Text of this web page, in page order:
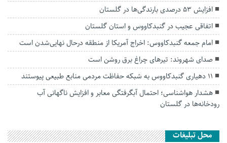
افزایش ۵۳ درصدی بارندگی‌ها در گلستان
اتفاقی عجیب در‌ گنبدکاووس و استان گلستان
امام جمعه گنبدکاووس: اخراج آمریکا از منطقه درحال نهایی‌شدن است
صدای شهروند: تیرهای چراغ برق روشن است
۱۱ دهیاری گنبدکاووس به شبکه حفاظت مردمی منابع طبیعی پیوستند
هشدار هواشناسی؛ احتمال آبگرفتگی معابر و افزایش ناگهانی آب
رودخانه‌ها در گلستان
محل تبلیغات